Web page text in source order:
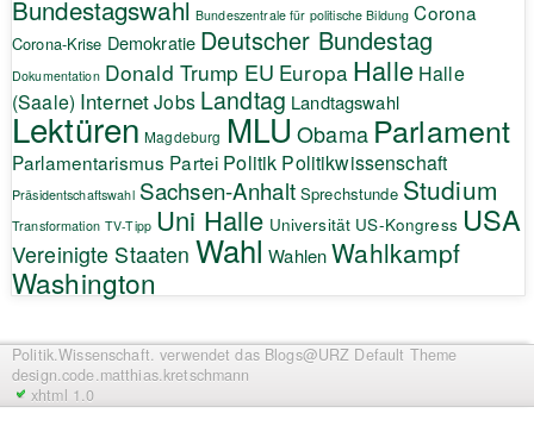
Bundestagswahl Bundeszentrale für politische Bildung Corona
Corona-Krise Demokratie Deutscher Bundestag
Dokumentation Donald Trump EU Europa Halle Halle
(Saale) InternetJobs Landtag Landtagswahl
Lektüren Magdeburg MLU Obama Parlament
Parlamentarismus Partei Politik Politikwissenschaft
Präsidentschaftswahl Sachsen-Anhalt Sprechstunde Studium
Transformation TV-Tipp Uni Halle Universität US-Kongress USA
Vereinigte Staaten Wahl Wahlen Wahlkampf
Washington
Politik.Wissenschaft. verwendet das Blogs@URZ Default Theme
design.code. matthias.kretschmann
xhtml 1.0